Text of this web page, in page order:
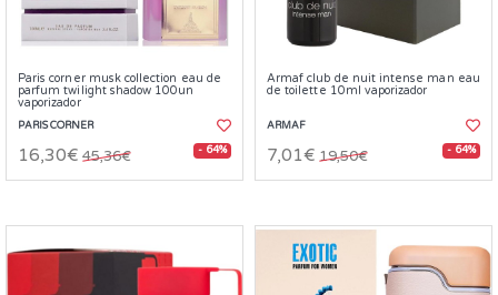
Paris corner musk collection eau de
parfum twilight shadow 100un
vaporizador
PARIS CORNER
16,30€ 45,36€ - 64%
Armaf club de nuit intense man eau
de toilette 10ml vaporizador
ARMAF
7,01€ 19,50€ - 64%